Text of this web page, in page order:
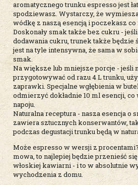
aromatycznego trunku espresso jest
spodziewasz. Wystarczy, że
wódkę z naszą esencją i poczekasz co
Doskonały smak także bez cukru -
dodawania cukru, trunek także będzie
jest na tyle intensywna, że sama w
smak.
Na większe lub mniejsze porcje - jeśli
przygotowywać od razu 4 L trunku,
zaprawki. Specjalne wgłębienia w
odmierzyć dokładnie 10 ml esencji,
napoju.
Naturalna receptura - nasza esencja o
zawiera sztucznych konserwantów,
podczas degustacji trunku będą w
Może espresso w wersji z
mowa, to najlepiej będzie przenieść
włoskiej kawiarni - i to w absolutnie
wychodzenia z domu.